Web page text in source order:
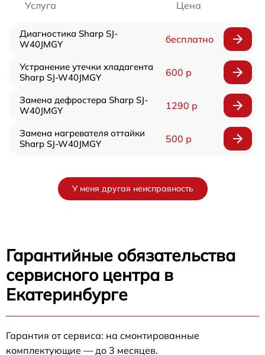
Услуга Цена
Диагностика Sharp SJ-
W40JMGY
бесплатно
Устранение утечки хладагента
Sharp SJ-W40JMGY
600 р
Замена дефростера Sharp SJ-
W40JMGY
1290 р
Замена нагревателя оттайки
Sharp SJ-W40JMGY
500 р
У меня другая неисправность
Гарантийные обязательства
сервисного центра в
Екатеринбурге
Гарантия от сервиса: на смонтированные
комплектующие — до 3 месяцев.